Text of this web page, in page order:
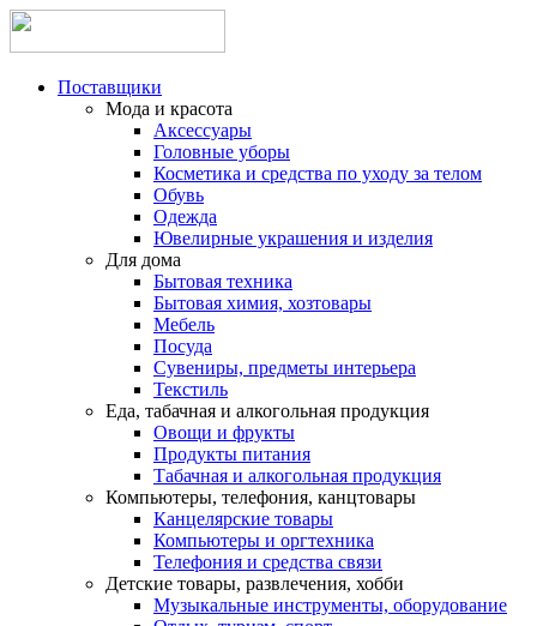
Поставщики
Мода и красота
Аксессуары
Головные уборы
Косметика и средства по уходу за телом
Обувь
Одежда
Ювелирные украшения и изделия
Для дома
Бытовая техника
Бытовая химия, хозтовары
Мебель
Посуда
Сувениры, предметы интерьера
Текстиль
Еда, табачная и алкогольная продукция
Овощи и фрукты
Продукты питания
Табачная и алкогольная продукция
Компьютеры, телефония, канцтовары
Канцелярские товары
Компьютеры и оргтехника
Телефония и средства связи
Детские товары, развлечения, хобби
Музыкальные инструменты, оборудование